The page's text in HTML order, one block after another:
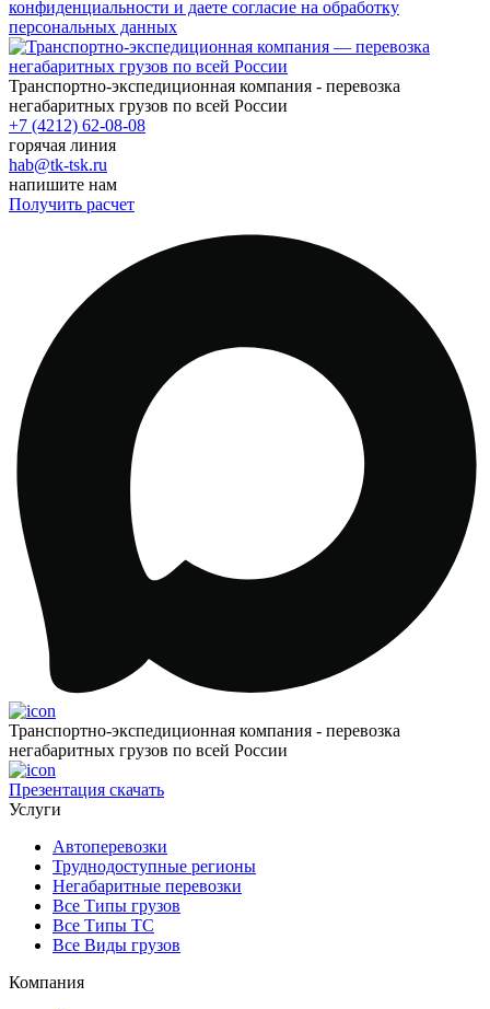
конфиденциальности и даете согласие на обработку
персональных данных
Транспортно-экспедиционная компания - перевозка
негабаритных грузов по всей России
+7 (4212) 62-08-08
горячая линия
hab@tk-tsk.ru
напишите нам
Получить расчет
Транспортно-экспедиционная компания - перевозка
негабаритных грузов по всей России
Презентация скачать
Услуги
Автоперевозки
Труднодоступные регионы
Негабаритные перевозки
Все Типы грузов
Все Типы ТС
Все Виды грузов
Компания